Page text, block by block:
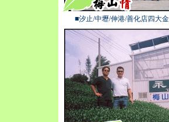
■汐止/中壢/伸港/善化店四大